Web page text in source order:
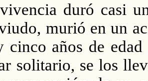
duró casi
murió en un
cinco años de edad
solitario, se los